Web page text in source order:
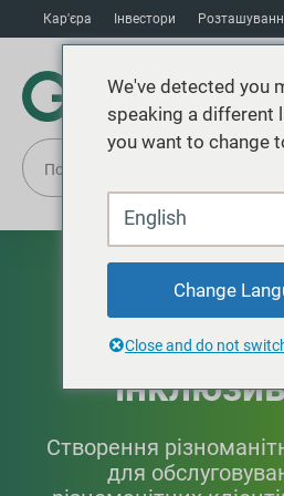
Кар'єра Інвестори
Створення
для
We've detected you
speaking a different
you want to change
English
Change
Close and do not